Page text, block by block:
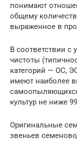
понимают
общему
выраженное в
В соответствии с
чистоты
категорий — ОС,
имеют наиболее
культур не ниже
Оригинальные
звеньев